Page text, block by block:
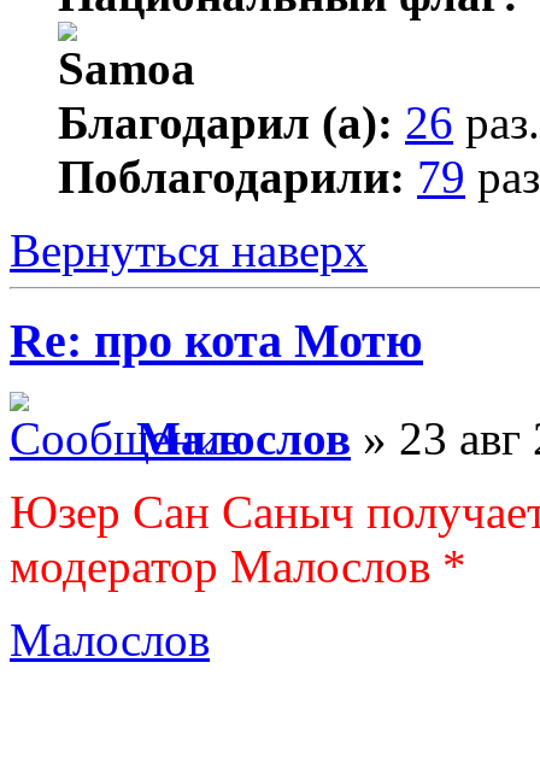
Благодарил (а): 26 раз.
Поблагодарили: 79
Вернуться наверх
Re: про кота Мотю
Малослов » 23
Юзер Сан Саныч
модератор Малослов *
Малослов